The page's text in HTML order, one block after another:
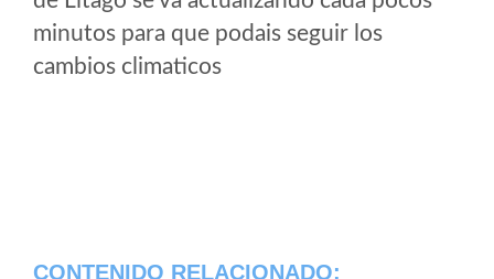
minutos para que podais seguir los
cambios climaticos
CONTENIDO RELACIONADO: